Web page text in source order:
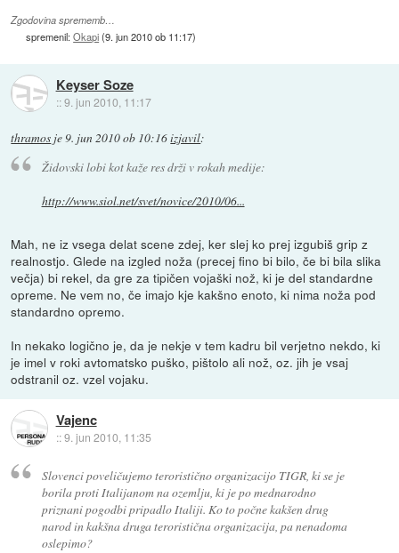
Zgodovina sprememb…
spremenil:Okapi(9. jun 2010 ob 11:17)
Keyser Soze
::9. jun 2010, 11:17
thramos je9. jun 2010 ob 10:16izjavil:
Židovski lobi kot kaže res drži v rokah medije:
http://www.siol.net/svet/novice/2010/06...
Mah, ne iz vsega delat scene zdej, ker slej ko prej izgubiš grip z
realnostjo. Glede na izgled noža (precej fino bi bilo, če bi bila slika
večja) bi rekel, da gre za tipičen vojaški nož, ki je del standardne
opreme. Ne vem no, če imajo kje kakšno enoto, ki nima noža pod
standardno opremo.
In nekako logično je, da je nekje v tem kadru bil verjetno nekdo, ki
je imel v roki avtomatsko puško, pištolo ali nož, oz. jih je vsaj
odstranil oz. vzel vojaku.
Vajenc
::9. jun 2010, 11:35
Slovenci poveličujemo teroristično organizacijo TIGR, ki se je
borila proti Italijanom na ozemlju, ki je po mednarodno
priznani pogodbi pripadlo Italiji. Ko to počne kakšen drug
narod in kakšna druga teroristična organizacija, pa nenadoma
oslepimo?